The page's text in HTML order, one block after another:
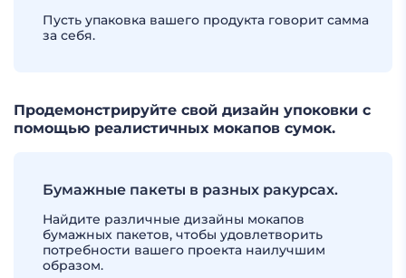
Пусть упаковка вашего продукта говорит самма
за себя.
Продемонстрируйте свой дизайн упоковки с
помощью реалистичных мокапов сумок.
Бумажные пакеты в разных ракурсах.
Найдите различные дизайны мокапов
бумажных пакетов, чтобы удовлетворить
потребности вашего проекта наилучшим
образом.